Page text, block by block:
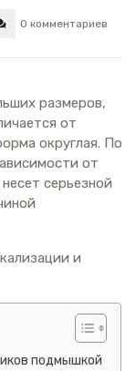
0 комментариев
размеров,
от
округлая. По
от
серьезной
подмышкой